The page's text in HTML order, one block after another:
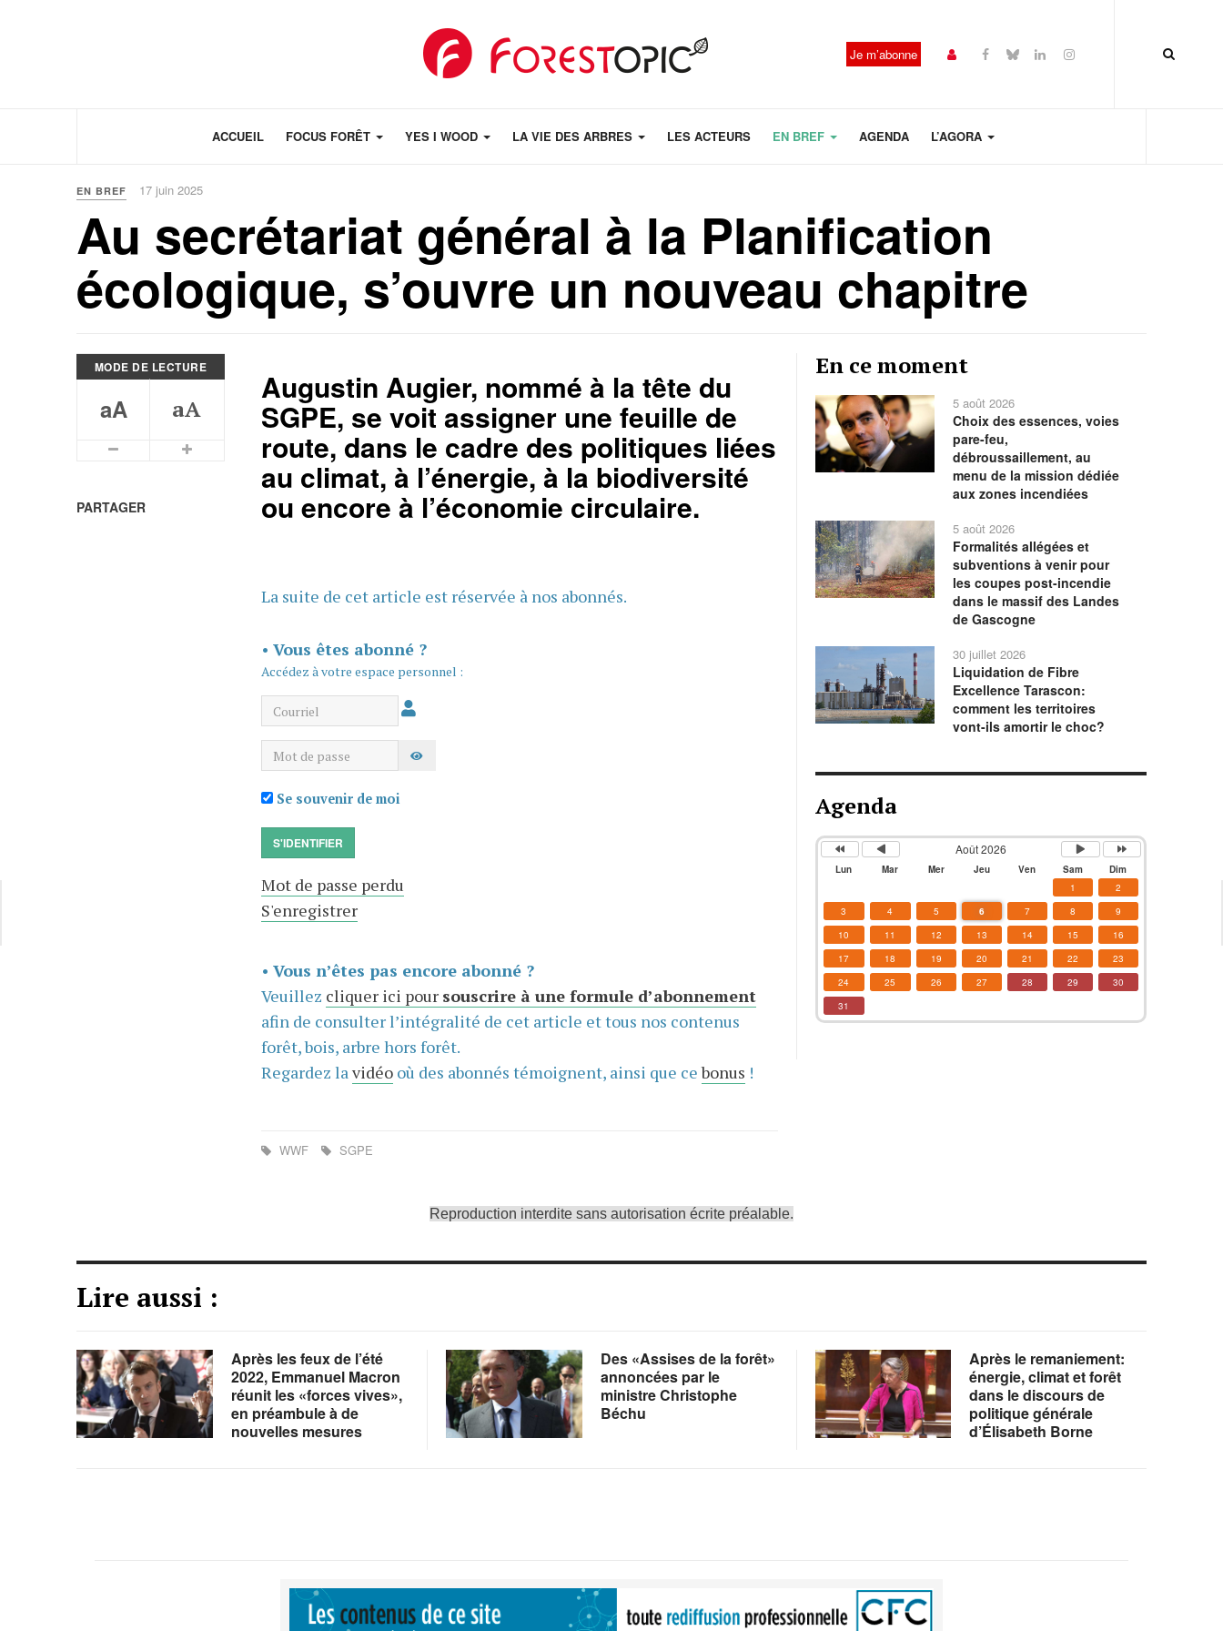
Je m’abonne
ACCUEIL FOCUS FORÊT YES I WOOD LA VIE DES ARBRES LES ACTEURS EN BREF AGENDA L’AGORA
EN BREF 17 juin 2025
Au secrétariat général à la Planification
écologique, s’ouvre un nouveau chapitre
MODE DE LECTURE
aA aA
Plus petits caractèresPlus grands caractères
PARTAGER
Augustin Augier, nommé à la tête du
SGPE, se voit assigner une feuille de
route, dans le cadre des politiques liées
au climat, à l’énergie, à la biodiversité
ou encore à l’économie circulaire.
La suite de cet article est réservée à nos abonnés.
• Vous êtes abonné ?
Accédez à votre espace personnel :
Courriel
Mot de passe AFFICHER LE MOT DE PASSE
Se souvenir de moi
S'IDENTIFIER
Mot de passe perdu
S'enregistrer
• Vous n’êtes pas encore abonné ?
Veuillez cliquer ici pour souscrire à une formule d’abonnement
afin de consulter l’intégralité de cet article et tous nos contenus
forêt, bois, arbre hors forêt.
Regardez lavidéooù des abonnés témoignent, ainsi que cebonus !
WWF SGPE
En ce moment
5 août 2026
Choix des essences, voies
pare-feu,
débroussaillement, au
menu de la mission dédiée
aux zones incendiées
5 août 2026
Formalités allégées et
subventions à venir pour
les coupes post-incendie
dans le massif des Landes
de Gascogne
30 juillet 2026
Liquidation de Fibre
Excellence Tarascon:
comment les territoires
vont-ils amortir le choc?
Agenda
précédenteprécédent
Août 2026
Lun Mar Mer Jeu Ven Sam
Dim
1
2
3
4 5 6 7 8
9
10
11 12 13 14 15
16
17
18 19 20 21 22
23
24
25 26 27 28 29
30
31
Reproduction interdite sans autorisation écrite préalable.
Lire aussi :
Après les feux de l’été
2022, Emmanuel Macron
réunit les «forces vives»,
en préambule à de
nouvelles mesures
Des «Assises de la forêt»
annoncées par le
ministre Christophe
Béchu
Après le remaniement:
énergie, climat et forêt
dans le discours de
politique générale
d’Élisabeth Borne